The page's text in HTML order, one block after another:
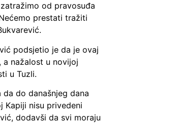
od pravosuđa
prestati tražiti
podsjetio je da je ovaj
a nažalost u novijoj
u Tuzli.
do današnjeg dana
Kapiji nisu privedeni
dodavši da svi moraju